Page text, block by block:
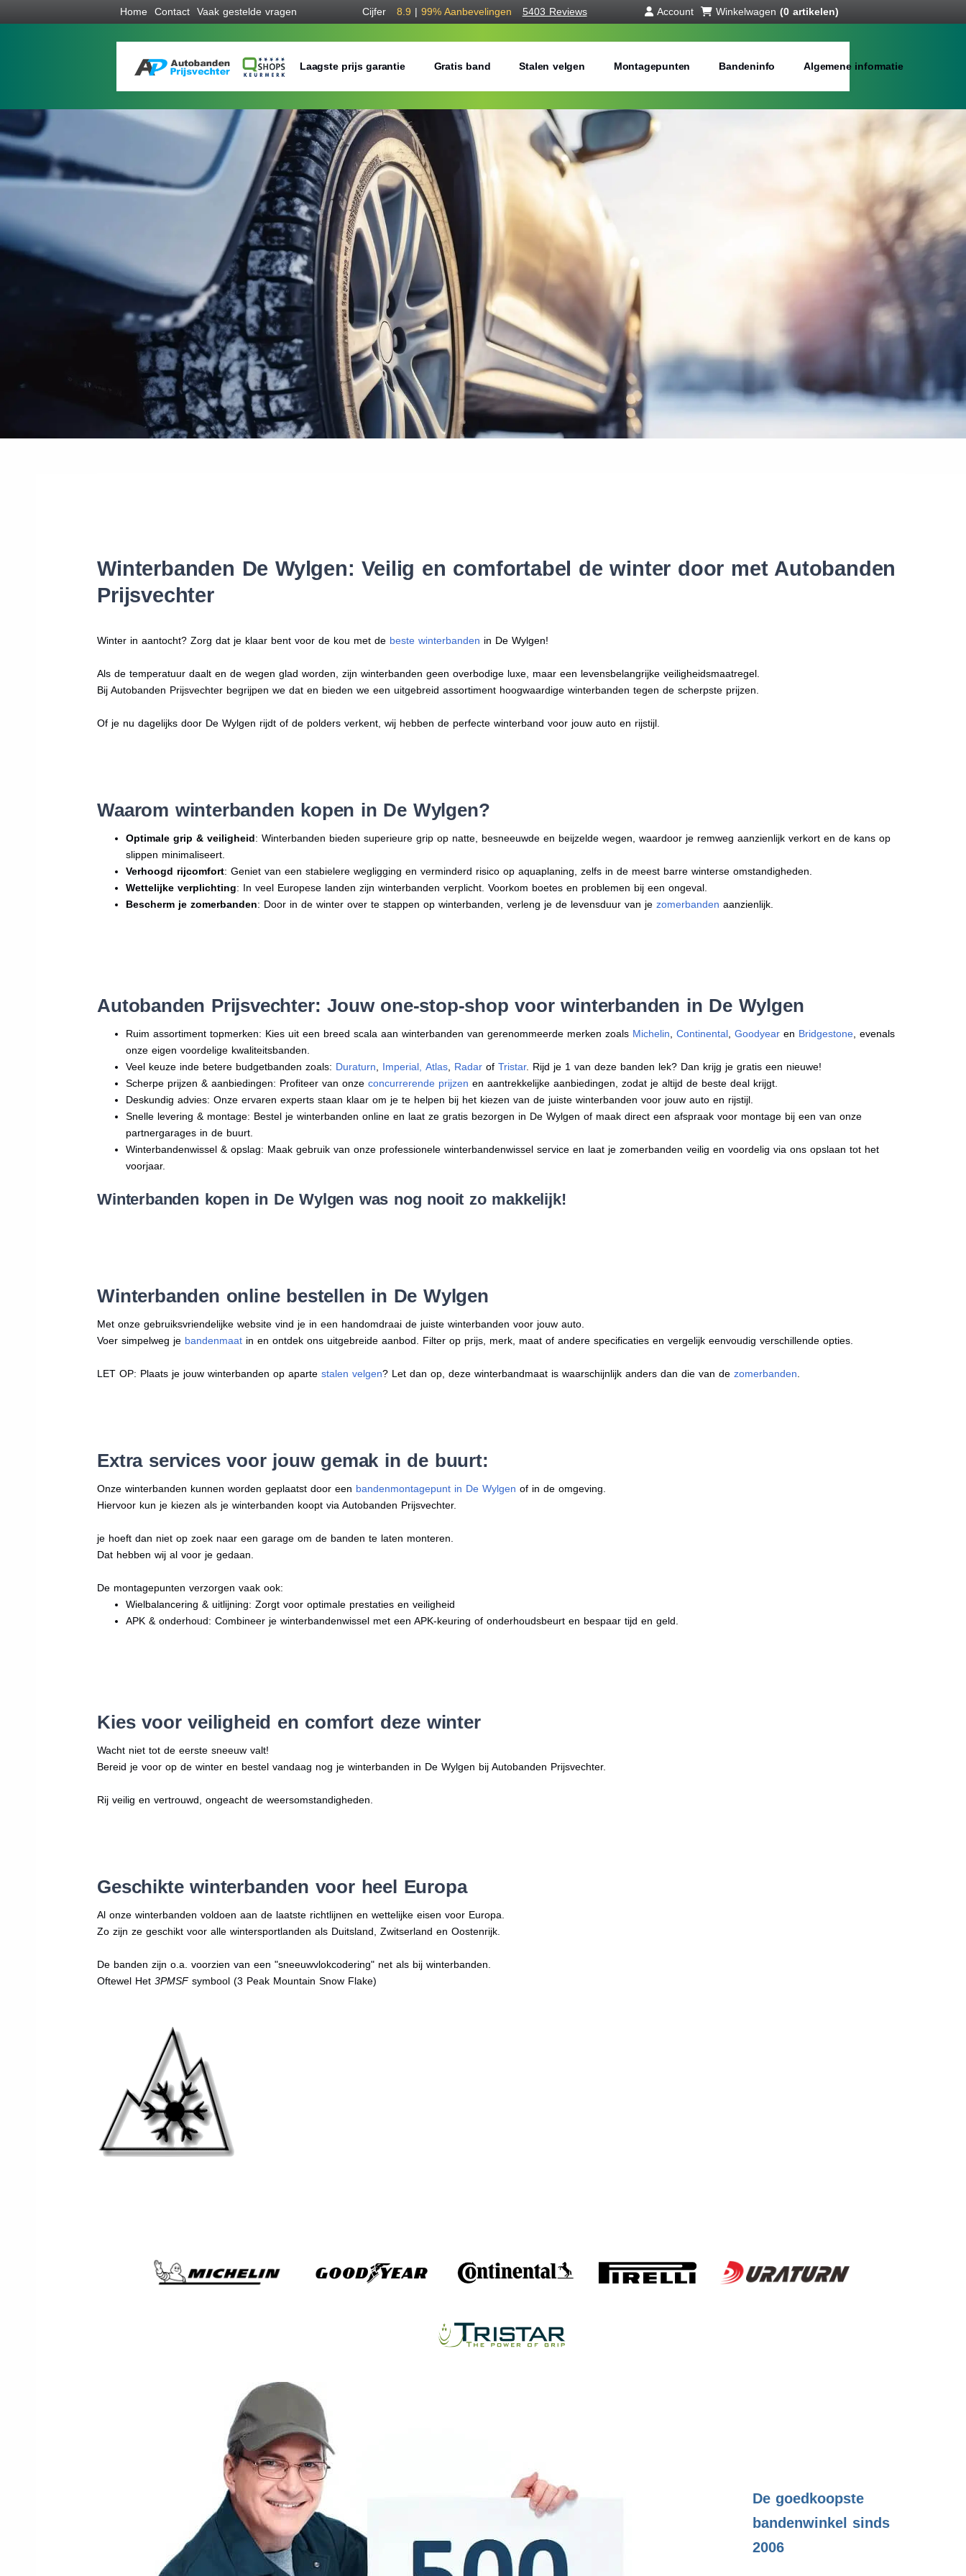
Home Contact Vaak gestelde vragen Cijfer 8.9 | 99% Aanbevelingen 5403 Reviews Account Winkelwagen (0 artikelen)
Laagste prijs garantie Gratis band Stalen velgen Montagepunten Bandeninfo Algemene informatie
Bestel voordelig winterbanden
Seizoen:
Breedte: Hoogte:
Waar vind ik de maat van mijn banden
Help mij met bestellen
Winterbanden De Wylgen: Veilig en comfortabel de winter door met Autobanden
Prijsvechter
Winter in aantocht? Zorg dat je klaar bent voor de kou met de beste winterbanden in De Wylgen!
Als de temperatuur daalt en de wegen glad worden, zijn winterbanden geen overbodige luxe, maar een levensbelangrijke veiligheidsmaatregel.
Bij Autobanden Prijsvechter begrijpen we dat en bieden we een uitgebreid assortiment hoogwaardige winterbanden tegen de scherpste prijzen.
Of je nu dagelijks door De Wylgen rijdt of de polders verkent, wij hebben de perfecte winterband voor jouw auto en rijstijl.
Waarom winterbanden kopen in De Wylgen?
Optimale grip & veiligheid: Winterbanden bieden superieure grip op natte, besneeuwde en beijzelde wegen, waardoor je remweg aanzienlijk verkort en de kans op
slippen minimaliseert.
Verhoogd rijcomfort: Geniet van een stabielere wegligging en verminderd risico op aquaplaning, zelfs in de meest barre winterse omstandigheden.
Wettelijke verplichting: In veel Europese landen zijn winterbanden verplicht. Voorkom boetes en problemen bij een ongeval.
Bescherm je zomerbanden: Door in de winter over te stappen op winterbanden, verleng je de levensduur van jezomerbanden aanzienlijk.
Autobanden Prijsvechter: Jouw one-stop-shop voor winterbanden in De Wylgen
Ruim assortiment topmerken: Kies uit een breed scala aan winterbanden van gerenommeerde merken zoals Michelin ,Continental ,Goodyear en Bridgestone , evenals
onze eigen voordelige kwaliteitsbanden.
Veel keuze inde betere budgetbanden zoals: Duraturn Imperial Atlas Radar ofTristar. Rijd je 1 van deze banden lek? Dan krijg je gratis een nieuwe!
Scherpe prijzen & aanbiedingen: Profiteer van onzeconcurrerende prijzen en aantrekkelijke aanbiedingen, zodat je altijd de beste deal krijgt.
Deskundig advies: Onze ervaren experts staan klaar om je te helpen bij het kiezen van de juiste winterbanden voor jouw auto en rijstijl.
Snelle levering & montage: Bestel je winterbanden online en laat ze gratis bezorgen in De Wylgen of maak direct een afspraak voor montage bij een van onze
partnergarages in de buurt.
Winterbandenwissel & opslag: Maak gebruik van onze professionele winterbandenwissel service en laat je zomerbanden veilig en voordelig via ons opslaan tot het
voorjaar.
Winterbanden kopen in De Wylgen was nog nooit zo makkelijk!
Winterbanden online bestellen in De Wylgen
Met onze gebruiksvriendelijke website vind je in een handomdraai de juiste winterbanden voor jouw auto.
Voer simpelweg je bandenmaat in en ontdek ons uitgebreide aanbod. Filter op prijs, merk, maat of andere specificaties en vergelijk eenvoudig verschillende opties.
LET OP: Plaats je jouw winterbanden op apartestalen velgen? Let dan op, deze winterbandmaat is waarschijnlijk anders dan die van dezomerbanden
Extra services voor jouw gemak in de buurt:
Onze winterbanden kunnen worden geplaatst door een bandenmontagepunt in De Wylgen of in de omgeving.
Hiervoor kun je kiezen als je winterbanden koopt via Autobanden Prijsvechter.
je hoeft dan niet op zoek naar een garage om de banden te laten monteren.
Dat hebben wij al voor je gedaan.
De montagepunten verzorgen vaak ook:
Wielbalancering & uitlijning: Zorgt voor optimale prestaties en veiligheid
APK & onderhoud: Combineer je winterbandenwissel met een APK-keuring of onderhoudsbeurt en bespaar tijd en geld.
Kies voor veiligheid en comfort deze winter
Wacht niet tot de eerste sneeuw valt!
Bereid je voor op de winter en bestel vandaag nog je winterbanden in De Wylgen bij Autobanden Prijsvechter.
Rij veilig en vertrouwd, ongeacht de weersomstandigheden.
Geschikte winterbanden voor heel Europa
Al onze winterbanden voldoen aan de laatste richtlijnen en wettelijke eisen voor Europa.
Zo zijn ze geschikt voor alle wintersportlanden als Duitsland, Zwitserland en Oostenrijk.
De banden zijn o.a. voorzien van een "sneeuwvlokcodering" net als bij winterbanden.
Oftewel Het3PMSFsymbool (3 Peak Mountain Snow Flake)
De goedkoopste
bandenwinkel sinds
2006